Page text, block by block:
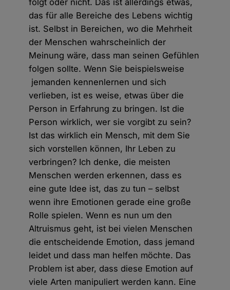
folgt oder nicht. Das ist allerdings etwas,
das für alle Bereiche des Lebens wichtig
ist. Selbst in Bereichen, wo die Mehrheit
der Menschen wahrscheinlich der
Meinung wäre, dass man seinen Gefühlen
folgen sollte. Wenn Sie beispielsweise
jemanden kennenlernen und sich
verlieben, ist es weise, etwas über die
Person in Erfahrung zu bringen. Ist die
Person wirklich, wer sie vorgibt zu sein?
Ist das wirklich ein Mensch, mit dem Sie
sich vorstellen können, Ihr Leben zu
verbringen? Ich denke, die meisten
Menschen werden erkennen, dass es
eine gute Idee ist, das zu tun – selbst
wenn ihre Emotionen gerade eine große
Rolle spielen. Wenn es nun um den
Altruismus geht, ist bei vielen Menschen
die entscheidende Emotion, dass jemand
leidet und dass man helfen möchte. Das
Problem ist aber, dass diese Emotion auf
viele Arten manipuliert werden kann. Eine